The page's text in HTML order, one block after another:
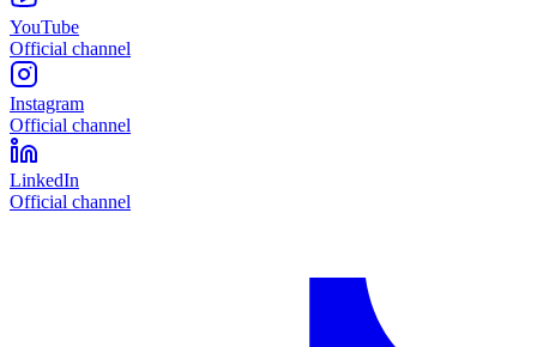
YouTube
Official channel
Instagram
Official channel
LinkedIn
Official channel